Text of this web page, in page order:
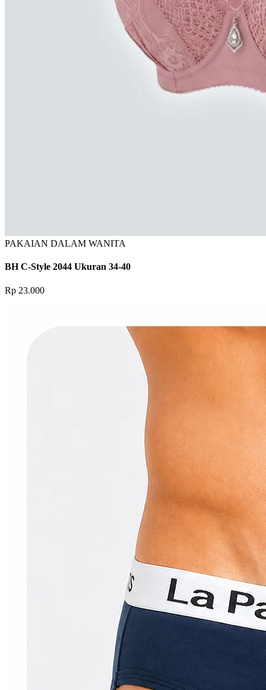
PAKAIAN DALAM WANITA
BH C-Style 2044 Ukuran 34-40
Rp 23.000